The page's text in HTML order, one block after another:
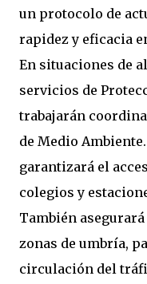
un protocolo de
rapidez y eficacia
En situaciones de
servicios de
trabajarán
de Medio
garantizará el
colegios y
También
zonas de umbría,
circulación del